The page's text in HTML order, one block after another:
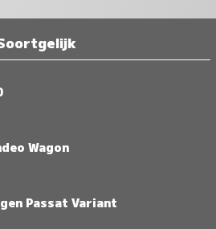
Wagon
Passat Variant